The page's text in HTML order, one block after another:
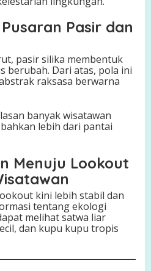
Pasir dan
pasir silika membentuk
berubah. Dari atas, pola ini
raksasa berwarna
banyak wisatawan
lebih dari pantai
Menuju Lookout
kini lebih stabil dan
tentang ekologi
melihat satwa liar
dan kupu kupu tropis